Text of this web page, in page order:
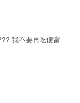
我不要再吃便當